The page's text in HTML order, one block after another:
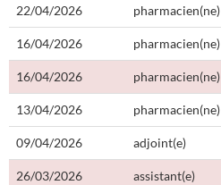
22/04/2026 pharmacien(ne)
16/04/2026 pharmacien(ne)
16/04/2026 pharmacien(ne)
13/04/2026 pharmacien(ne)
09/04/2026 adjoint(e)
26/03/2026 assistant(e)